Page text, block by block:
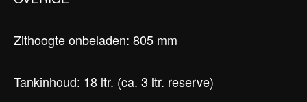
Zithoogte onbeladen: 805 mm
Tankinhoud: 18 ltr. (ca. 3 ltr. reserve)